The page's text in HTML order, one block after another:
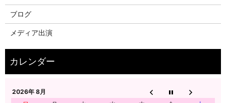
ブログ
メディア出演
2026年 8月